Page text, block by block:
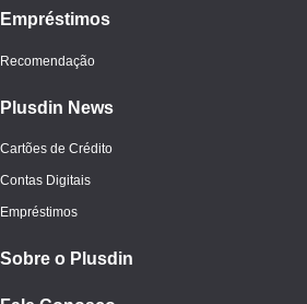
Empréstimos
Recomendação
Plusdin News
Cartões de Crédito
Contas Digitais
Empréstimos
Sobre o Plusdin